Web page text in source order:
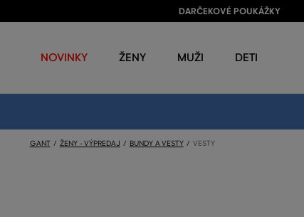
DARČEKOVÉ POUKÁŽKY
NOVINKY ŽENY MUŽI DETI
GANT ŽENY - VÝPREDAJ BUNDY A VESTY VESTY